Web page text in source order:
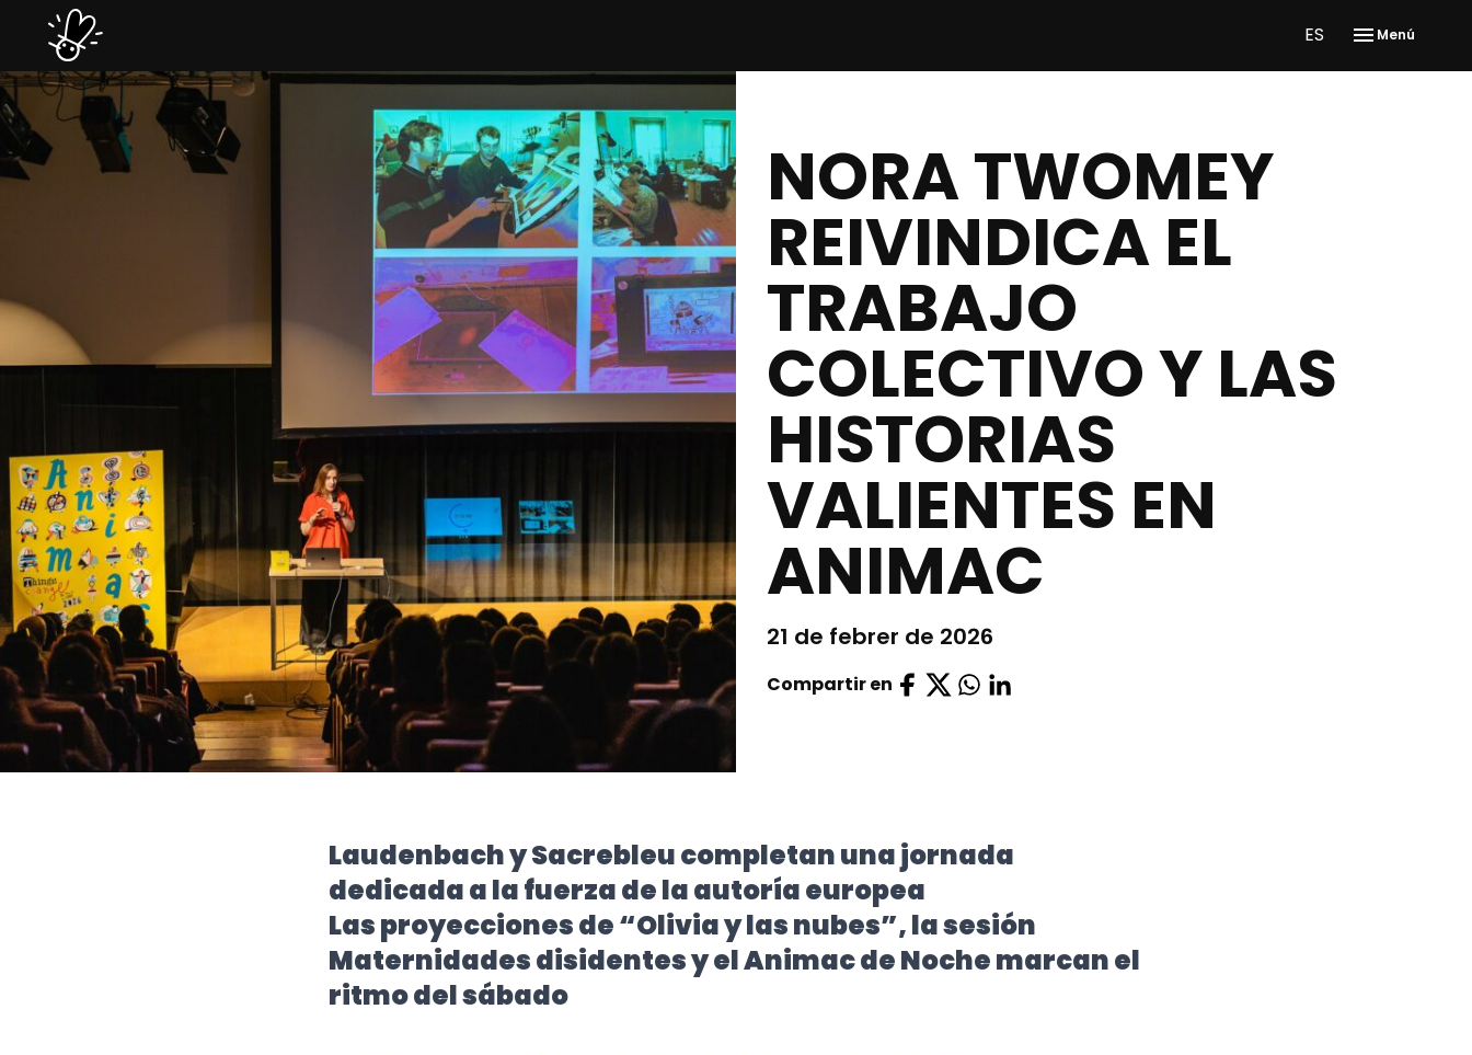
ES Menú
NORA TWOMEY
REIVINDICA EL
TRABAJO
COLECTIVO Y LAS
HISTORIAS
VALIENTES EN
ANIMAC
21 de febrer de 2026
Compartir en
Laudenbach y Sacrebleu completan una jornada
dedicada a la fuerza de la autoría europea
Las proyecciones de “Olivia y las nubes”, la sesión
Maternidades disidentes y el Animac de Noche marcan el
ritmo del sábado